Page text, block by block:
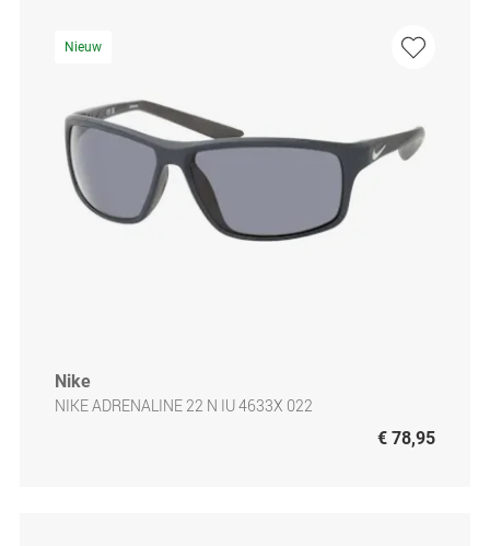
Nieuw
Nike
NIKE ADRENALINE 22 N IU 4633X 022
€ 78,95